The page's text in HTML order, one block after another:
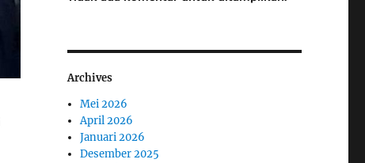
Archives
Mei 2026
April 2026
Januari 2026
Desember 2025